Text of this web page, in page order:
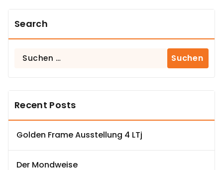
Search
Suchen
Recent Posts
Golden Frame Ausstellung 4 LTj
Der Mondweise